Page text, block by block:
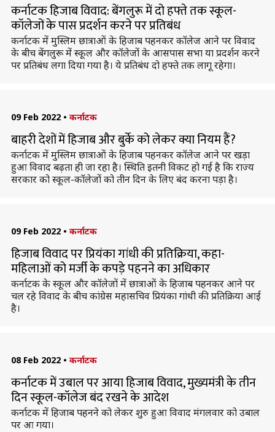
कर्नाटक हिजाब विवाद: बेंगलुरू में दो हफ्ते तक स्कूल-
कॉलेजों के पास प्रदर्शन करने पर प्रतिबंध
कर्नाटक में मुस्लिम छात्राओं के हिजाब पहनकर कॉलेज आने पर विवाद
के बीच बेंगलुरू में स्कूल और कॉलेजों के आसपास सभा या प्रदर्शन करने
पर प्रतिबंध लगा दिया गया है। ये प्रतिबंध दो हफ्ते तक लागू रहेगा।
09 Feb 2022 • कर्नाटक
बाहरी देशों में हिजाब और बुर्के को लेकर क्या नियम हैं?
कर्नाटक में मुस्लिम छात्राओं के हिजाब पहनकर कॉलेज आने पर खड़ा
हुआ विवाद बढ़ता ही जा रहा है। स्थिति इतनी विकट हो गई है कि राज्य
सरकार को स्कूल-कॉलेजों को तीन दिन के लिए बंद करना पड़ा है।
09 Feb 2022 • कर्नाटक
हिजाब विवाद पर प्रियंका गांधी की प्रतिक्रिया, कहा- ​
महिलाओं को मर्जी के कपड़े पहनने का अधिकार
कर्नाटक के स्कूल और कॉलेजों में छात्राओं के हिजाब पहनकर आने पर
चल रहे विवाद के बीच कांग्रेस महासचिव प्रियंका गांधी की प्रतिक्रिया आई
है।
08 Feb 2022 • कर्नाटक
कर्नाटक में उबाल पर आया हिजाब विवाद, मुख्यमंत्री के तीन
दिन स्कूल-कॉलेज बंद रखने के आदेश
कर्नाटक में हिजाब पहनने को लेकर शुरु हुआ विवाद मंगलवार को उबाल
पर आ गया।